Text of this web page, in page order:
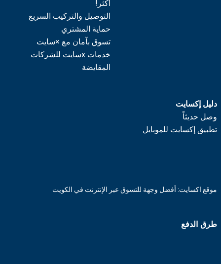
أكثر!
التوصيل والتركيب السريع
حماية المشتري
تسوق بآمان مع ×سايت
خدمات xسايت للشركات
المقايضة
دليل إكسايت
وصل حديثاً
تطبيق إكسايت للموبايل
موقع اكسايت: أفضل وجهة للتسوق عبر الإنترنت في الكويت
طرق الدفع